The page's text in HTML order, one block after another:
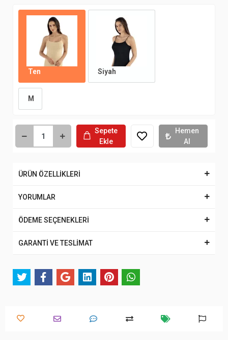
Ten Siyah
M
Sepete
Ekle
Hemen
Al
ÜRÜN ÖZELLİKLERİ
YORUMLAR
ÖDEME SEÇENEKLERİ
GARANTİ VE TESLİMAT